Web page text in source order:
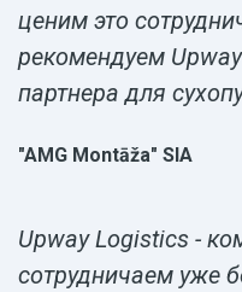
ценим это
рекомендуем
партнера для
"AMG Montāža" SIA
Upway Logistics -
сотрудничаем уже